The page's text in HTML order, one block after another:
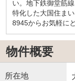
い。地下鉄御堂筋
特化した大国住ま
8945からお気軽に
物件概要
所在地